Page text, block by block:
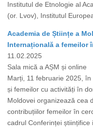
Institutul de Etnologie al
(or. Lvov), Institutul
Academia de Științe a
Internațională a femeilor
11.02.2025
Sala mică a AȘM și online
Marți, 11 februarie 2025,
și femeilor cu activități în
Moldovei organizează cea
contribuțiilor femeilor în
cadrul Conferinței științifice